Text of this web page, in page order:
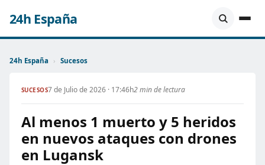
24h España
24h España › Sucesos
SUCESOS7 de Julio de 2026 · 17:46h2 min de lectura
Al menos 1 muerto y 5 heridos
en nuevos ataques con drones
en Lugansk